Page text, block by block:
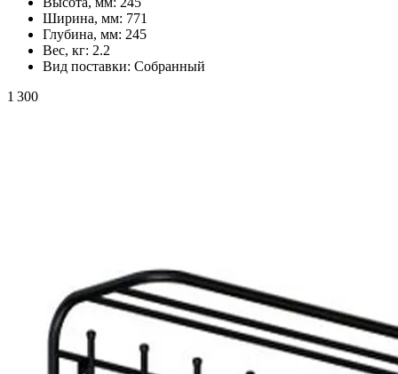
Ширина, мм: 771
Глубина, мм: 245
Вес, кг: 2.2
Вид поставки: Собранный
1 300